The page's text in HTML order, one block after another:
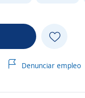
Denunciar empleo